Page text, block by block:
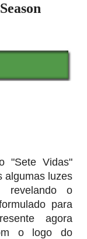
"Sete Vidas"
algumas luzes
revelando o
para
agora
o logo do